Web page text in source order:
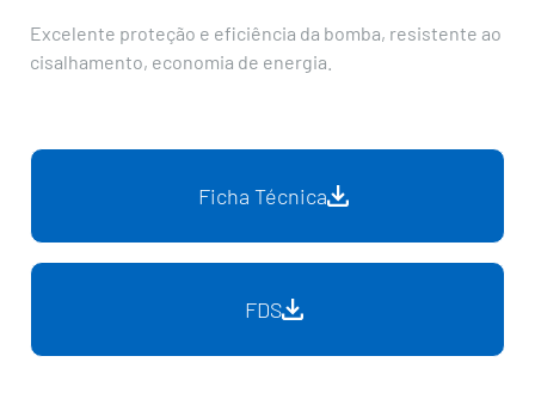
Excelente proteção e eficiência da bomba, resistente ao
cisalhamento, economia de energia.
Ficha Técnica
FDS